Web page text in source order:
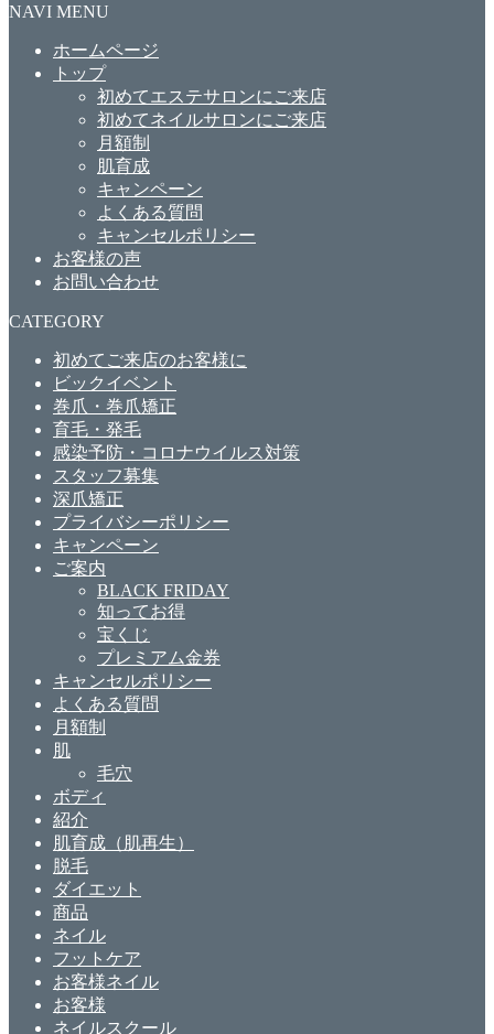
NAVI MENU
ホームページ
トップ
初めてエステサロンにご来店
初めてネイルサロンにご来店
月額制
肌育成
キャンペーン
よくある質問
キャンセルポリシー
お客様の声
お問い合わせ
CATEGORY
初めてご来店のお客様に
ビックイベント
巻爪・巻爪矯正
育毛・発毛
感染予防・コロナウイルス対策
スタッフ募集
深爪矯正
プライバシーポリシー
キャンペーン
ご案内
BLACK FRIDAY
知ってお得
宝くじ
プレミアム金券
キャンセルポリシー
よくある質問
月額制
肌
毛穴
ボディ
紹介
肌育成（肌再生）
脱毛
ダイエット
商品
ネイル
フットケア
お客様ネイル
お客様
ネイルスクール